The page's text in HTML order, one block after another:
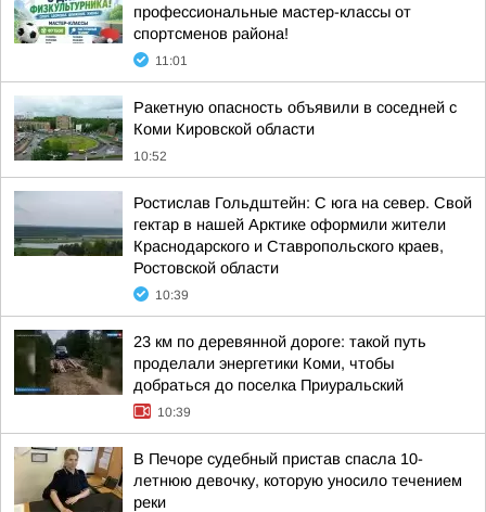
профессиональные мастер-классы от
спортсменов района!
11:01
Ракетную опасность объявили в соседней с
Коми Кировской области
10:52
Ростислав Гольдштейн: С юга на север. Свой
гектар в нашей Арктике оформили жители
Краснодарского и Ставропольского краев,
Ростовской области
10:39
23 км по деревянной дороге: такой путь
проделали энергетики Коми, чтобы
добраться до поселка Приуральский
10:39
В Печоре судебный пристав спасла 10-
летнюю девочку, которую уносило течением
реки